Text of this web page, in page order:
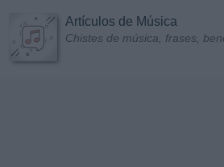
Artículos de Música
Chistes de música, frases,